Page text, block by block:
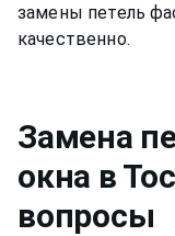
замены петель
Замена
окна в
вопросы